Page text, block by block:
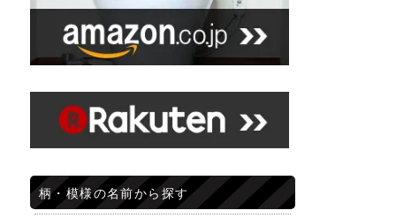
柄・模様の名前から探す